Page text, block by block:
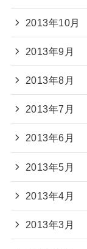
2013年10月
2013年9月
2013年8月
2013年7月
2013年6月
2013年5月
2013年4月
2013年3月